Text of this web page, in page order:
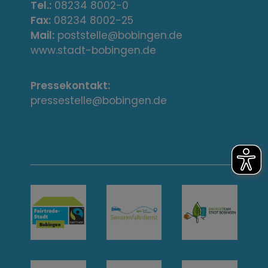
s
s
e
/
n
t
a
k
Tel.: 08234 8002-0
Fax: 08234 8002-25
Mail: poststelle@bobingen.de
www.stadt-bobingen.de
Pressekontakt:
pressestelle@bobingen.de